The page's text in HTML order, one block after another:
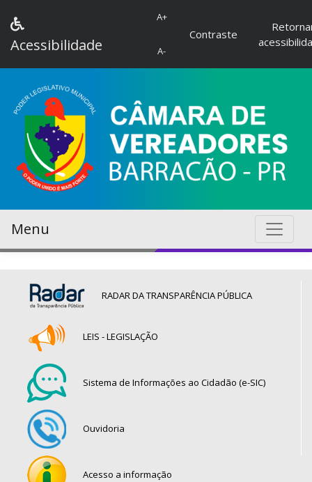
Acessibilidade
A+
A-
Contraste
Menu
RADAR DA TRANSPARÊNCIA PÚBLICA
LEIS - LEGISLAÇÃO
Sistema de Informações ao Cidadão (e-SIC)
Ouvidoria
Acesso a informação